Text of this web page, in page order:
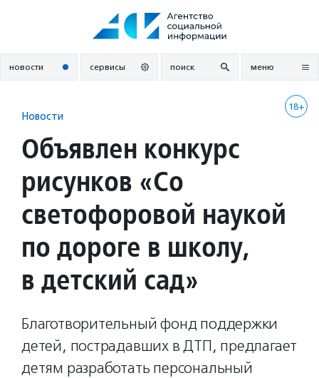
новости сервисы поиск меню
18+
Новости
Объявлен конкурс
рисунков «Со
светофоровой наукой
по дороге в школу,
в детский сад»
Благотворительный фонд поддержки
детей, пострадавших в ДТП, предлагает
детям разработать персональный